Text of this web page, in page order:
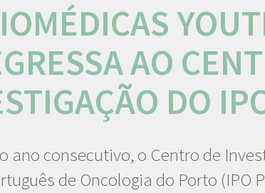
AO
DO
ano consecutivo, o Centro de
de Oncologia do Porto (IPO